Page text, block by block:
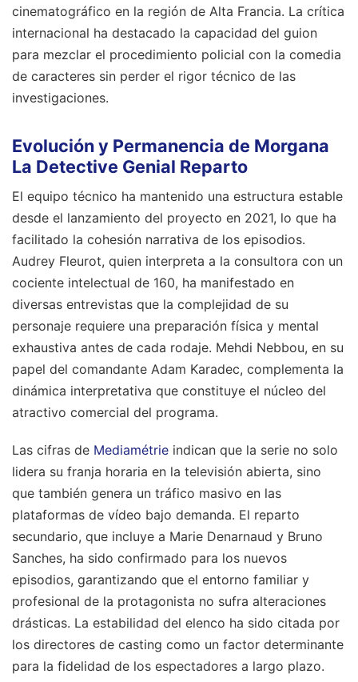
cinematográfico en la región de Alta Francia. La crítica
internacional ha destacado la capacidad del guion
para mezclar el procedimiento policial con la comedia
de caracteres sin perder el rigor técnico de las
investigaciones.
Evolución y Permanencia de Morgana
La Detective Genial Reparto
El equipo técnico ha mantenido una estructura estable
desde el lanzamiento del proyecto en 2021, lo que ha
facilitado la cohesión narrativa de los episodios.
Audrey Fleurot, quien interpreta a la consultora con un
cociente intelectual de 160, ha manifestado en
diversas entrevistas que la complejidad de su
personaje requiere una preparación física y mental
exhaustiva antes de cada rodaje. Mehdi Nebbou, en su
papel del comandante Adam Karadec, complementa la
dinámica interpretativa que constituye el núcleo del
atractivo comercial del programa.
Las cifras de Mediamétrie indican que la serie no solo
lidera su franja horaria en la televisión abierta, sino
que también genera un tráfico masivo en las
plataformas de vídeo bajo demanda. El reparto
secundario, que incluye a Marie Denarnaud y Bruno
Sanches, ha sido confirmado para los nuevos
episodios, garantizando que el entorno familiar y
profesional de la protagonista no sufra alteraciones
drásticas. La estabilidad del elenco ha sido citada por
los directores de casting como un factor determinante
para la fidelidad de los espectadores a largo plazo.